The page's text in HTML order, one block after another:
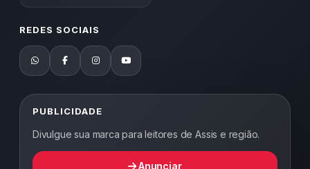
REDES SOCIAIS
PUBLICIDADE
Divulgue sua marca para leitores de Assis e região.
Anunciar